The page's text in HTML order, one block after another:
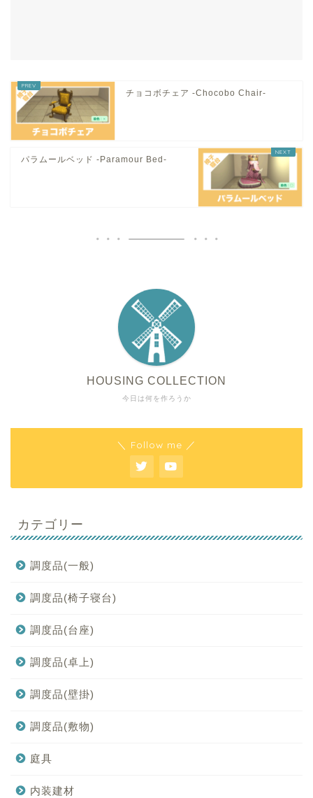
チョコボチェア -Chocobo Chair-
パラムールベッド -Paramour Bed-
今日は何を作ろうか
HOUSING COLLECTION
＼ Follow me ／
カテゴリー
調度品(一般)
調度品(椅子寝台)
調度品(台座)
調度品(卓上)
調度品(壁掛)
調度品(敷物)
庭具
内装建材